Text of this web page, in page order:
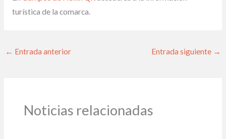
turística de la comarca.
← Entrada anterior Entrada siguiente →
Noticias relacionadas